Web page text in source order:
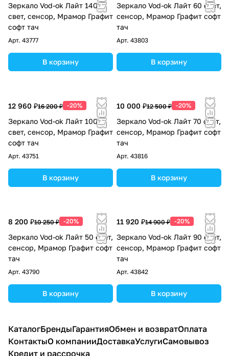
Зеркало Vod-ok Лайт 140
свет, сенсор, Мрамор Графит
софт тач
Арт. 43777
В корзину
Зеркало Vod-ok Лайт 60 свет,
сенсор, Мрамор Графит софт
тач
Арт. 43803
В корзину
12 960 ₽16 200 ₽ -20%
Зеркало Vod-ok Лайт 100
свет, сенсор, Мрамор Графит
софт тач
Арт. 43751
В корзину
10 000 ₽12 500 ₽ -20%
Зеркало Vod-ok Лайт 70 свет,
сенсор, Мрамор Графит софт
тач
Арт. 43816
В корзину
8 200 ₽10 250 ₽ -20%
Зеркало Vod-ok Лайт 50 свет,
сенсор, Мрамор Графит софт
тач
Арт. 43790
В корзину
11 920 ₽14 900 ₽ -20%
Зеркало Vod-ok Лайт 90 свет,
сенсор, Мрамор Графит софт
тач
Арт. 43842
В корзину
КаталогБрендыГарантияОбмен и возвратОплата
КонтактыО компанииДоставкаУслугиСамовывоз
Кредит и рассрочка